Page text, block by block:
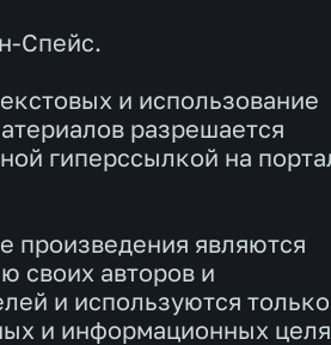
Спейс.
и использование
разрешается
гиперссылкой на
произведения являются
своих авторов и
и используются
и информационных